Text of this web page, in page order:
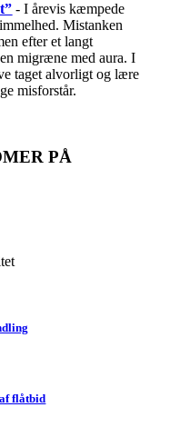
- I årevis kæmpede
Mistanken
efter et langt
migræne med aura. I
taget alvorligt og lære
misforstår.
PÅ
flåtbid